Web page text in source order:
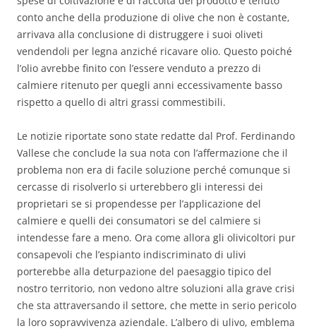
conto anche della produzione di olive che non è costante,
arrivava alla conclusione di distruggere i suoi oliveti
vendendoli per legna anziché ricavare olio. Questo poiché
l’olio avrebbe finito con l’essere venduto a prezzo di
calmiere ritenuto per quegli anni eccessivamente basso
rispetto a quello di altri grassi commestibili.
Le notizie riportate sono state redatte dal Prof. Ferdinando
Vallese che conclude la sua nota con l’affermazione che il
problema non era di facile soluzione perché comunque si
cercasse di risolverlo si urterebbero gli interessi dei
proprietari se si propendesse per l’applicazione del
calmiere e quelli dei consumatori se del calmiere si
intendesse fare a meno. Ora come allora gli olivicoltori pur
consapevoli che l’espianto indiscriminato di ulivi
porterebbe alla deturpazione del paesaggio tipico del
nostro territorio, non vedono altre soluzioni alla grave crisi
che sta attraversando il settore, che mette in serio pericolo
la loro sopravvivenza aziendale. L’albero di ulivo, emblema